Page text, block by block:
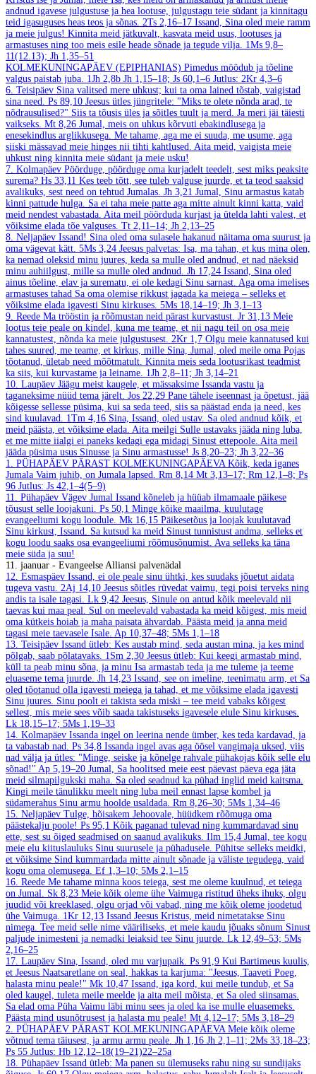
andnud igavese julgustuse ja hea lootuse, julgustagu teie südant ja kinnitagu
teid igasuguses heas teos ja sõnas. 2Ts 2,16–17 Issand, Sina oled meie ramm
ja meie julgus! Kinnita meid jätkuvalt, kasvata meid usus, lootuses ja
armastuses ning too meis esile heade sõnade ja tegude vilja. 1Ms 9,8–
11(12.13); Jh 1,35–51
KOLMEKUNINGAPÄEV (EPIPHANIAS) Pimedus möödub ja tõeline
valgus paistab juba. 1Jh 2,8b Jh 1,15–18; Js 60,1–6 Jutlus: 2Kr 4,3–6
6. Teisipäev Sina valitsed mere uhkust; kui ta oma lained tõstab, vaigistad
sina need. Ps 89,10 Jeesus ütles jüngritele: "Miks te olete nõnda arad, te
nõdrausulised?" Siis ta tõusis üles ja sõitles tuult ja merd. Ja meri jäi täiesti
vaikseks. Mt 8,26 Jumal, meis on uhkus kõrvuti ebakindlusega ja
enesekindlus arglikkusega. Me tahame, aga me ei suuda, me usume, aga
siiski mässavad meie hinges nii tihti kahtlused. Aita meid, vaigista meie
uhkust ning kinnita meie südant ja meie usku!
7. Kolmapäev Pöörduge, pöörduge oma kurjadelt teedelt, sest miks peaksite
surema? Hs 33,11 Kes teeb tõtt, see tuleb valguse juurde, et ta teod saaksid
avalikuks, sest need on tehtud Jumalas. Jh 3,21 Jumal, Sinu armastus katab
kinni pattude hulga. Sa ei taha meie patte aga mitte ainult kinni katta, vaid
meid nendest vabastada. Aita meil pöörduda kurjast ja ütelda lahti valest, et
võiksime elada tõe valguses. Tt 2,11–14; Jh 2,13–25
8. Neljapäev Issand! Sina oled oma sulasele hakanud näitama oma suurust ja
oma vägevat kätt. 5Ms 3,24 Jeesus palvetas: Isa, ma tahan, et kus mina olen,
ka nemad oleksid minu juures, keda sa mulle oled andnud, et nad näeksid
minu auhiilgust, mille sa mulle oled andnud. Jh 17,24 Issand, Sina oled
ainus tõeline, elav ja surematu, ei ole kedagi Sinu sarnast. Aga oma imelises
armastuses tahad Sa oma olemise rikkust jagada ka meiega – selleks et
võiksime elada igavesti Sinu kirkuses. 5Ms 18,14–19; Jh 3,1–13
9. Reede Ma trööstin ja rõõmustan neid pärast kurvastust. Jr 31,13 Meie
lootus teie peale on kindel, kuna me teame, et nii nagu teil on osa meie
kannatustest, nõnda ka meie julgustusest. 2Kr 1,7 Olgu meie kannatused kui
tahes suured, me teame, et kirkus, mille Sina, Jumal, oled meile oma Pojas
tõotanud, ületab need mõõtmatult. Kinnita meis seda lootusrikast teadmist
ka siis, kui kurvastame ja leiname. 1Jh 2,8–11; Jh 3,14–21
10. Laupäev Jäägu meist kaugele, et mässaksime Issanda vastu ja
taganeksime nüüd tema järelt. Jos 22,29 Pane tähele iseennast ja õpetust, jää
kõigesse sellesse püsima, kui sa seda teed, siis sa päästad enda ja need, kes
sind kuulavad. 1Tm 4,16 Sina, Issand, oled ustav. Sa oled andnud kõik, et
meid päästa, et võiksime elada. Aita meilgi Sulle ustavaks jääda ning luba,
et me mitte iialgi ei paneks kedagi ega midagi Sinust ettepoole. Aita meil
jääda püsima usus Sinusse ja Sinu armastusse! Js 8,20–23; Jh 3,22–36
1. PÜHAPÄEV PÄRAST KOLMEKUNINGAPÄEVA Kõik, keda iganes
Jumala Vaim juhib, on Jumala lapsed. Rm 8,14 Mt 3,13–17; Rm 12,1–8; Ps
96 Jutlus: Js 42,1–4(5–9)
11. Pühapäev Vägev Jumal Issand kõneleb ja hüüab ilmamaale päikese
tõusust selle loojakuni. Ps 50,1 Minge kõike maailma, kuulutage
evangeeliumi kogu loodule. Mk 16,15 Päikesetõus ja loojak kuulutavad
Sinu kirkust, Issand. Sa kutsud ka meid Sinust tunnistust andma, selleks et
kogu loodu saaks osa evangeeliumi rõõmusõnumist. Ava selleks ka täna
meie süda ja suu!
11. jaanuar - Evangeelse Alliansi palvenädal
12. Esmaspäev Issand, ei ole peale sinu ühtki, kes suudaks jõuetut aidata
tugeva vastu. 2Aj 14,10 Jeesus sõitles rüvedat vaimu, tegi poisi terveks ning
andis ta isale tagasi. Lk 9,42 Jeesus, Sinule on antud kõik meelevald nii
taevas kui maa peal. Sul on meelevald vabastada ka meid kõigest, mis meid
oma kütkeis hoiab ja maha paisata ähvardab. Päästa meid ja anna meid
tagasi meie taevasele Isale. Ap 10,37–48; 5Ms 1,1–18
13. Teisipäev Issand ütleb: Kes austab mind, seda austan mina, ja kes mind
põlgab, saab põlatavaks. 1Sm 2,30 Jeesus ütleb: Kui keegi armastab mind,
küll ta peab minu sõna, ja minu Isa armastab teda ja me tuleme ja teeme
eluaseme tema juurde. Jh 14,23 Issand, see on imeline, teenimatu arm, et Sa
oled tõotanud olla igavesti meiega ja tahad, et me võiksime elada igavesti
Sinu juures. Sinu poolt ei takista seda miski – tee meid vabaks kõigest
sellest, mis meie sees võib saada takistuseks igavesele elule Sinu kirkuses.
Lk 18,15–17; 5Ms 1,19–33
14. Kolmapäev Issanda ingel on leerina nende ümber, kes teda kardavad, ja
ta vabastab nad. Ps 34,8 Issanda ingel avas aga öösel vangimaja uksed, viis
nad välja ja ütles: "Minge, seiske ja kõnelge rahvale pühakojas kõik selle elu
sõnad!" Ap 5,19–20 Jumal, Sa hoolitsed meie eest päevast päeva ega jäta
meid silmapilgukski maha. Sa oled seadnud ka pühad inglid meid kaitsma.
Kingi meile tänulikku meelt ning luba meil ennast lapse kombel ja
südamerahus Sinu armu hoolde usaldada. Rm 8,26–30; 5Ms 1,34–46
15. Neljapäev Tulge, hõisakem Jehoovale, hüüdkem rõõmuga oma
päästekalju poole! Ps 95,1 Kõik paganad tulevad ning kummardavad sinu
ette, sest su õiged seadmised on saanud avalikuks. Ilm 15,4 Jumal, tee kogu
meie elu kiituslauluks Sinu suurusele ja pühadusele. Pühitse selleks meidki,
et võiksime Sind kummardada mitte ainult sõnade ja väliste tegudega, vaid
kogu oma olemusega. Ef 1,3–10; 5Ms 2,1–15
16. Reede Me tahame minna koos teiega, sest me oleme kuulnud, et teiega
on Jumal. Sk 8,23 Meie kõik oleme ühe Vaimuga ristitud üheks ihuks, olgu
juudid või kreeklased, olgu orjad või vabad, ning me kõik oleme joodetud
ühe Vaimuga. 1Kr 12,13 Issand Jeesus Kristus, meid nimetatakse Sinu
nimega. Tee meid selle nime vääriliseks, et meie kaudu jõuaks sõnum Sinust
paljude inimesteni ja nemadki leiaksid tee Sinu juurde. Lk 12,49–53; 5Ms
2,16–25
17. Laupäev Sina, Issand, oled mu varjupaik. Ps 91,9 Kui Bartimeus kuulis,
et Jeesus Naatsaretlane on seal, hakkas ta karjuma: "Jeesus, Taaveti Poeg,
halasta minu peale!" Mk 10,47 Issand, iga kord, kui meile tundub, et Sa
oled kaugel, tuleta meile meelde ja aita meil mõista, et Sa oled siinsamas.
Sa elad oma Püha Vaimu läbi minu sees ja oled ka ise mulle eluasemeks.
Päästa mind usunõtrusest ja halasta mu peale! Mt 4,12–17; 5Ms 3,18–29
2. PÜHAPÄEV PÄRAST KOLMEKUNINGAPÄEVA Meie kõik oleme
võtnud tema täiusest, ja armu armu peale. Jh 1,16 Jh 2,1–11; 2Ms 33,18–23;
Ps 55 Jutlus: Hb 12,12–18(19–21)22–25a
18. Pühapäev Issand ütleb: Ma panen su ülemuseks rahu ning su sundijaks